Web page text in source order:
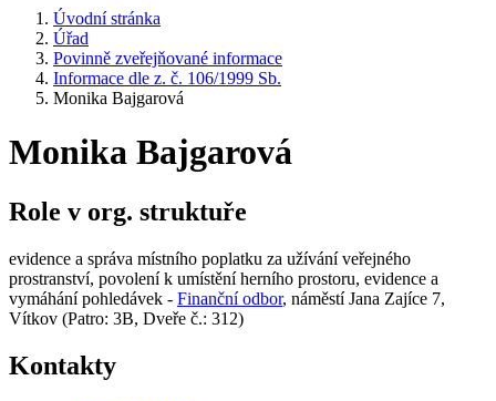
Úvodní stránka
Úřad
Povinně zveřejňované informace
Informace dle z. č. 106/1999 Sb.
Monika Bajgarová
Monika Bajgarová
Role v org. struktuře
evidence a správa místního poplatku za užívání veřejného
prostranství, povolení k umístění herního prostoru, evidence a
vymáhání pohledávek - Finanční odbor, náměstí Jana Zajíce 7,
Vítkov (Patro: 3B, Dveře č.: 312)
Kontakty